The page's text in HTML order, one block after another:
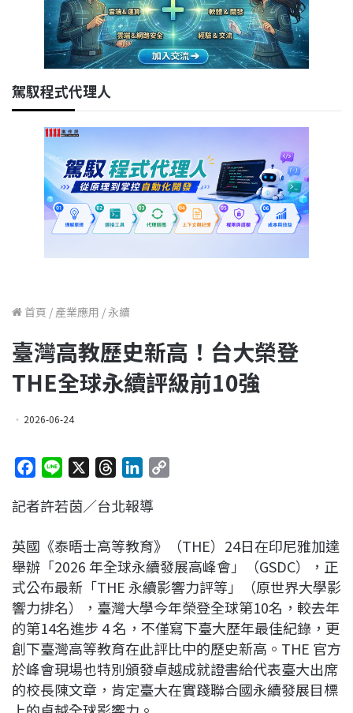
駕馭程式代理人